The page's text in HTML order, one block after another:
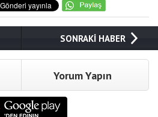
SONRAKİ HABER
Yorum Yapın